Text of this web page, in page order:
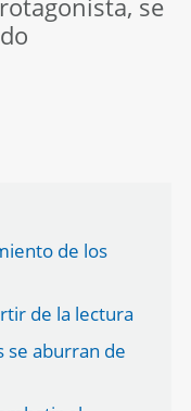
se
de los
de la lectura
se aburran de